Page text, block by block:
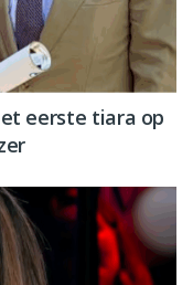
eerste tiara op